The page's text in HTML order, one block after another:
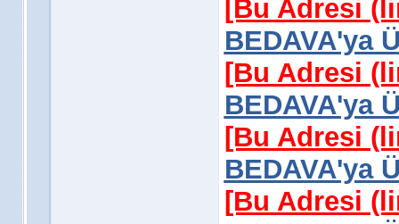
[Bu Adresi
BEDAVA'ya
[Bu Adresi
BEDAVA'ya
[Bu Adresi
BEDAVA'ya
[Bu Adresi